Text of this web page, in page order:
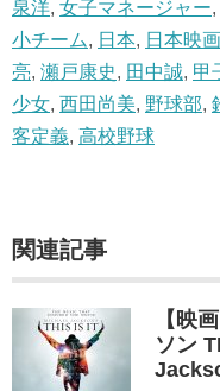
泉洋, 女子マネージャー,
小チーム, 日本, 日本映画
亮, 瀬戸康史, 田中誠, 甲
少女, 西田尚美, 野球部,
客定義, 高校野球
関連記事
【映
ソン